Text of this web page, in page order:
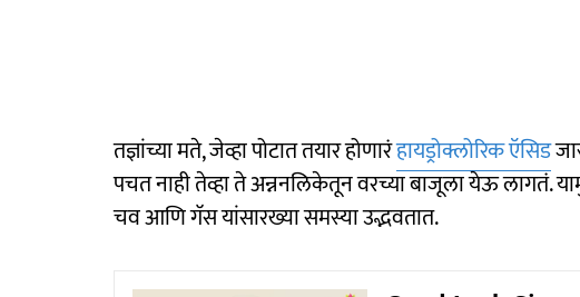
तज्ञांच्या मते, जेव्हा पोटात तयार होणारंहायड्रोक्लोरिक ऍसिड
पचत नाही तेव्हा ते अन्ननलिकेतून वरच्या बाजूला येऊ
चव आणि गॅस यांसारख्या समस्या उद्भवतात.